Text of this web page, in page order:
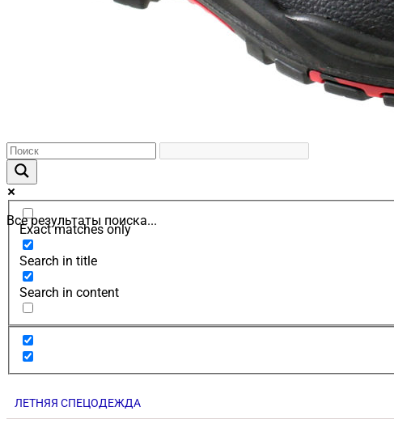
Все результаты поиска...
Exact matches only
Search in title
Search in content
ЛЕТНЯЯ СПЕЦОДЕЖДА